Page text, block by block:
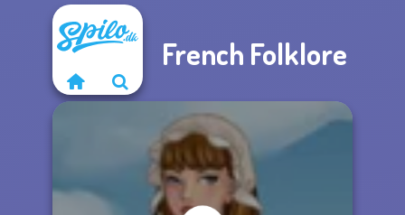
French Folklore